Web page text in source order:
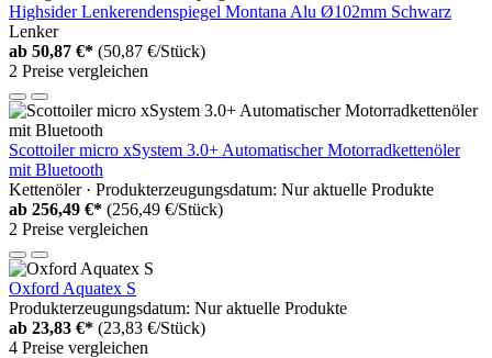
Highsider Lenkerendenspiegel Montana Alu Ø102mm Schwarz
Lenker
ab 50,87 €* (50,87 €/Stück)
2 Preise vergleichen
Scottoiler micro xSystem 3.0+ Automatischer Motorradkettenöler
mit Bluetooth
Kettenöler · Produkterzeugungsdatum: Nur aktuelle Produkte
ab 256,49 €* (256,49 €/Stück)
2 Preise vergleichen
Oxford Aquatex S
Produkterzeugungsdatum: Nur aktuelle Produkte
ab 23,83 €* (23,83 €/Stück)
4 Preise vergleichen